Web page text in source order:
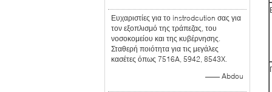
Ευχαριστίες για το instrodcution σας για
τον εξοπλισμό της τράπεζας, του
νοσοκομείου και της κυβέρνησης.
Σταθερή ποιότητα για τις μεγάλες
κασέτες όπως 7516A, 5942, 8543X.
—— Abdou